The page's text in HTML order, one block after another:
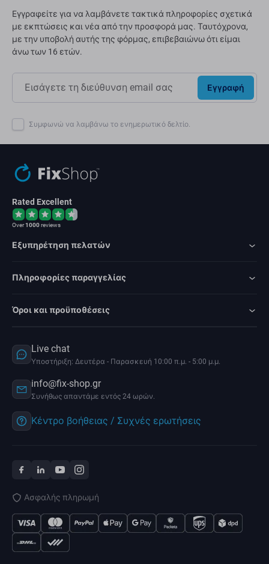
Εγγραφείτε για να λαμβάνετε τακτικά πληροφορίες σχετικά
με εκπτώσεις και νέα από την προσφορά μας. Ταυτόχρονα,
με την υποβολή αυτής της φόρμας, επιβεβαιώνω ότι είμαι
άνω των 16 ετών.
Εγγραφή
Συμφωνώ να λαμβάνω το ενημερωτικό δελτίο.
Rated Excellent
Over1000reviews
Εξυπηρέτηση πελατών
Πληροφορίες παραγγελίας
Όροι και προϋποθέσεις
Live chat
Υποστήριξη: Δευτέρα - Παρασκευή 10:00 π.μ. - 5:00 μ.μ.
info@fix-shop.gr
Συνήθως απαντάμε εντός 24 ωρών.
Κέντρο βοήθειας / Συχνές ερωτήσεις
Ασφαλής πληρωμή